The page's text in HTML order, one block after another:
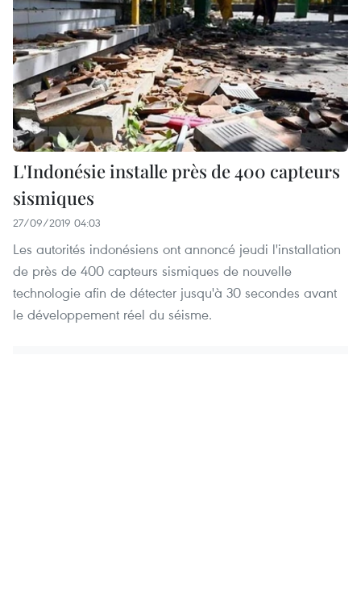
L'Indonésie installe près de 400 capteurs
sismiques
27/09/2019 04:03
Les autorités indonésiens ont annoncé jeudi l'installation
de près de 400 capteurs sismiques de nouvelle
technologie afin de détecter jusqu'à 30 secondes avant
le développement réel du séisme.